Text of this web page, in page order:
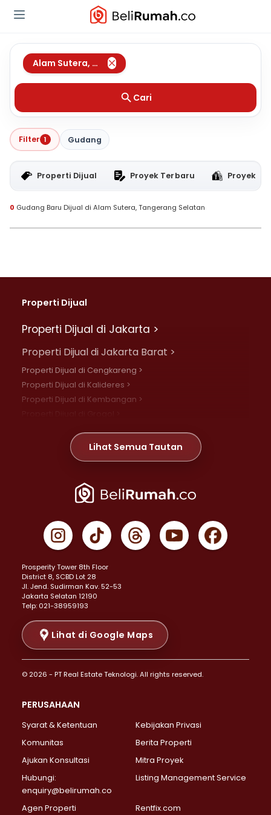
Alam Sutera, Tangerang Selatan
Cari
Filter 1 Gudang
Properti Dijual Proyek Terbaru Proyek
0 Gudang Baru Dijual di Alam Sutera, Tangerang Selatan
Properti Dijual
Properti Dijual di Jakarta >
Properti Dijual di Jakarta Barat >
Properti Dijual di Cengkareng >
Properti Dijual di Kalideres >
Properti Dijual di Kembangan >
Properti Dijual di Meruya >
Properti Dijual di Jelambar >
Properti Dijual di Jakarta Pusat >
Properti Dijual di Gambir >
Properti Dijual di Johar Baru >
Properti Dijual di Menteng >
Properti Dijual di Senen >
Properti Dijual di Tanah Abang >
Properti Dijual di Cikini >
Properti Dijual di Kramat >
Properti Dijual di Pasar Baru >
Properti Dijual di Bendungan Hilir >
Properti Dijual di Jakarta Selatan >
Properti Dijual di Lebak Bulus >
Properti Dijual di Gandaria Selatan >
Properti Dijual di Pondok Labu >
Properti Dijual di Lenteng Agung >
Properti Dijual di Senayan >
Properti Dijual di Pondok Pinang >
Lihat Semua Tautan
Prosperity Tower 8th Floor
District 8, SCBD Lot 28
JI. Jend. Sudirman Kav. 52-53
Jakarta Selatan 12190
Telp: 021-38959193
Lihat di Google Maps
© 2026 - PT Real Estate Teknologi. All rights reserved.
PERUSAHAAN
Syarat & Ketentuan
Kebijakan Privasi
Komunitas
Berita Properti
Ajukan Konsultasi
Mitra Proyek
Hubungi:
enquiry@belirumah.co
Listing Management Service
Agen Properti Rentfix.com